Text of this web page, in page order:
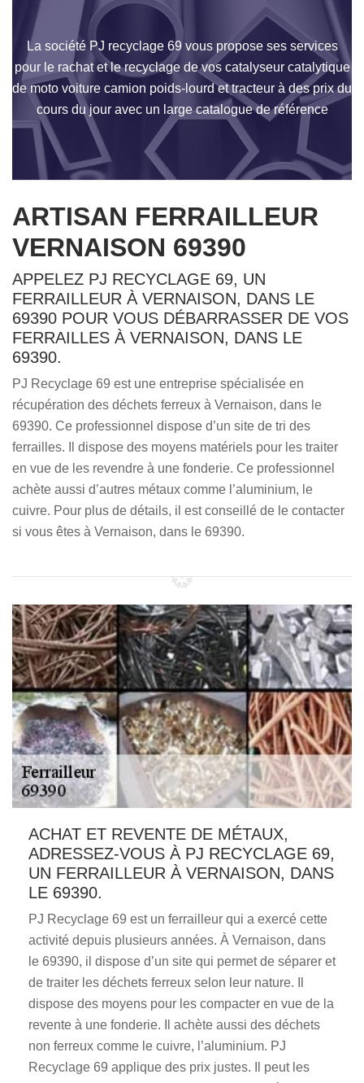
La société PJ recyclage 69 vous propose ses services
pour le rachat et le recyclage de vos catalyseur catalytique
de moto voiture camion poids-lourd et tracteur à des prix du
cours du jour avec un large catalogue de référence
ARTISAN FERRAILLEUR
VERNAISON 69390
APPELEZ PJ RECYCLAGE 69, UN
FERRAILLEUR À VERNAISON, DANS LE
69390 POUR VOUS DÉBARRASSER DE VOS
FERRAILLES À VERNAISON, DANS LE
69390.
PJ Recyclage 69 est une entreprise spécialisée en
récupération des déchets ferreux à Vernaison, dans le
69390. Ce professionnel dispose d’un site de tri des
ferrailles. Il dispose des moyens matériels pour les traiter
en vue de les revendre à une fonderie. Ce professionnel
achète aussi d’autres métaux comme l’aluminium, le
cuivre. Pour plus de détails, il est conseillé de le contacter
si vous êtes à Vernaison, dans le 69390.
ACHAT ET REVENTE DE MÉTAUX,
ADRESSEZ-VOUS À PJ RECYCLAGE 69,
UN FERRAILLEUR À VERNAISON, DANS
LE 69390.
PJ Recyclage 69 est un ferrailleur qui a exercé cette
activité depuis plusieurs années. À Vernaison, dans
le 69390, il dispose d’un site qui permet de séparer et
de traiter les déchets ferreux selon leur nature. Il
dispose des moyens pour les compacter en vue de la
revente à une fonderie. Il achète aussi des déchets
non ferreux comme le cuivre, l’aluminium. PJ
Recyclage 69 applique des prix justes. Il peut les